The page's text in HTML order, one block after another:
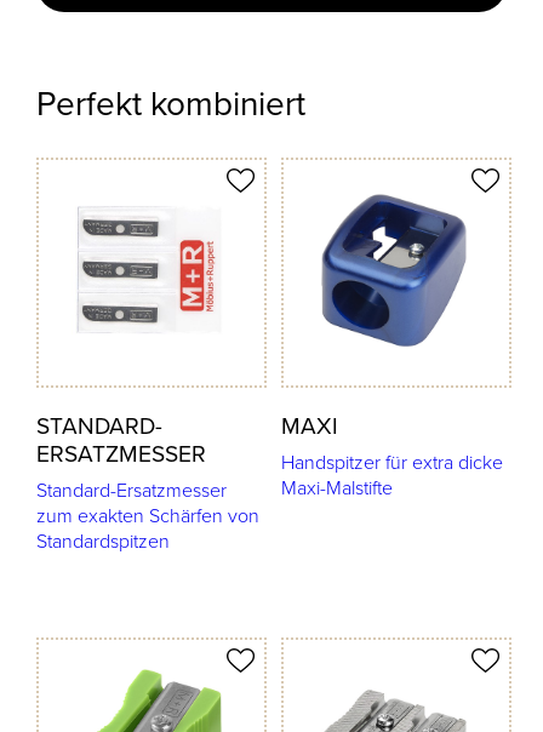
Perfekt kombiniert
STANDARD-
ERSATZMESSER
Standard-Ersatzmesser
zum exakten Schärfen von
Standardspitzen
merken
MAXI
Handspitzer für extra dicke
Maxi-Malstifte
Produkt merken
merken Produkt merken